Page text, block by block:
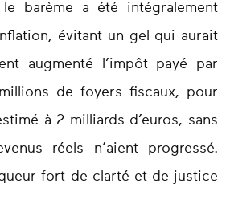
barème a été intégralement
évitant un gel qui aurait
augmenté l’impôt payé par
de foyers fiscaux, pour
à 2 milliards d’euros, sans
réels n’aient progressé.
fort de clarté et de justice